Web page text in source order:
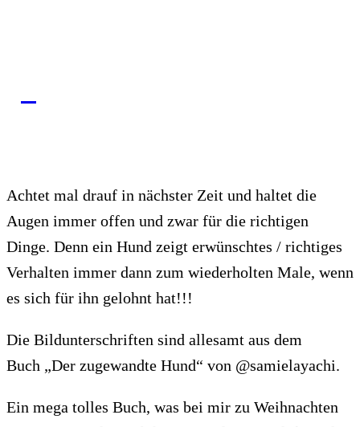
Achtet mal drauf in nächster Zeit und haltet die
Augen immer offen und zwar für die richtigen
Dinge. Denn ein Hund zeigt erwünschtes / richtiges
Verhalten immer dann zum wiederholten Male, wenn
es sich für ihn gelohnt hat!!!
Die Bildunterschriften sind allesamt aus dem
Buch „Der zugewandte Hund“ von @samielayachi.
Ein mega tolles Buch, was bei mir zu Weihnachten